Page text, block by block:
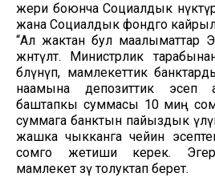
жери боюнча Социалдык
жана Социалдык фондго
“Ал жактан бул маалыматтар
жөнөтүлөт. Министрлик
бөлүнүп, мамлекеттик
наамына депозиттик эсеп
баштапкы суммасы 10 миң
суммага банктын пайыздык
жашка чыкканга чейин
сомго жетиши керек.
мамлекет өзү толуктап берет.